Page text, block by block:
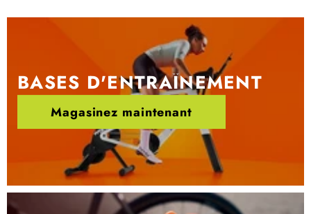
BASES D'ENTRAÎNEMENT
Magasinez maintenant